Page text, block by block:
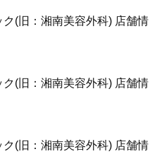
(旧：湘南美容外科) 店舗情
(旧：湘南美容外科) 店舗情
(旧：湘南美容外科) 店舗情